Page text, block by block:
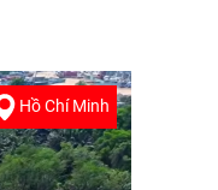
Hồ Chí Minh